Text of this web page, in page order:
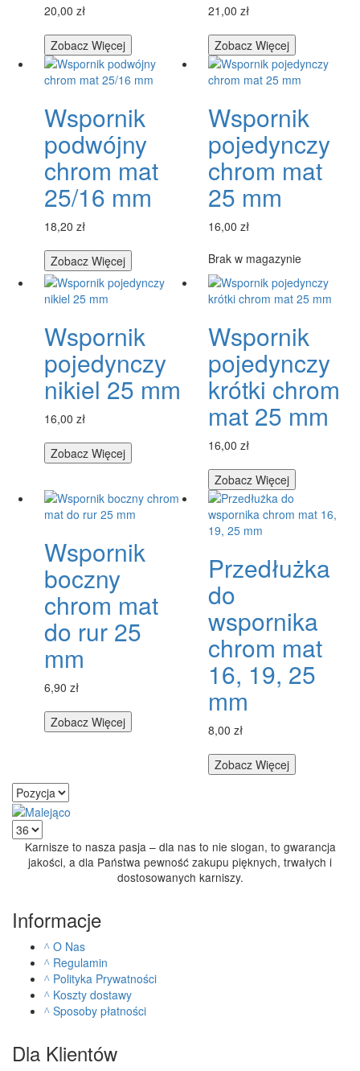
20,00 zł
Zobacz Więcej
21,00 zł
Zobacz Więcej
Wspornik
podwójny
chrom mat
25/16 mm
18,20 zł
Zobacz Więcej
Wspornik
pojedynczy
chrom mat
25 mm
16,00 zł
Brak w magazynie
Wspornik
pojedynczy
nikiel 25 mm
16,00 zł
Zobacz Więcej
Wspornik
pojedynczy
krótki chrom
mat 25 mm
16,00 zł
Zobacz Więcej
Wspornik
boczny
chrom mat
do rur 25
mm
6,90 zł
Zobacz Więcej
Przedłużka
do
wspornika
chrom mat
16, 19, 25
mm
8,00 zł
Zobacz Więcej
Karnisze to nasza pasja – dla nas to nie slogan, to gwarancja
jakości, a dla Państwa pewność zakupu pięknych, trwałych i
dostosowanych karniszy.
Informacje
O Nas
Regulamin
Polityka Prywatności
Koszty dostawy
Sposoby płatności
Dla Klientów